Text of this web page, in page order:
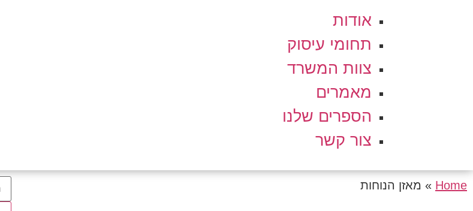
אודות
תחומי עיסוק
צוות המשרד
מאמרים
הספרים שלנו
צור קשר
Home
» מאזן הנוחות